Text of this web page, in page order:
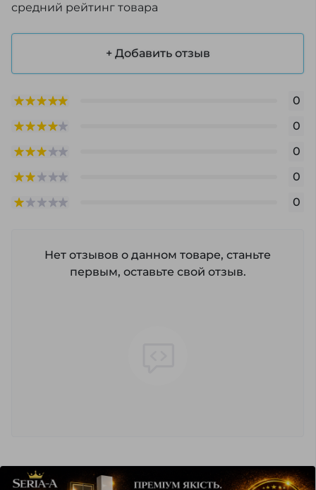
средний рейтинг товара
+ Добавить отзыв
0
0
0
0
0
Нет отзывов о данном товаре, станьте
первым, оставьте свой отзыв.